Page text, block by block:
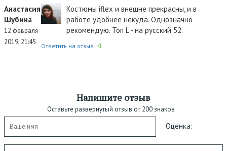
Анастасия
Шубина
12 февраля
2019, 21:45
Костюмы iflex и внешне прекрасны, и в
работе удобнее некуда. Однозначно
рекомендую. Топ L - на русский 52.
Ответить на отзыв |0
Напишите отзыв
Оставьте развернутый отзыв от 200 знаков
Оценка: